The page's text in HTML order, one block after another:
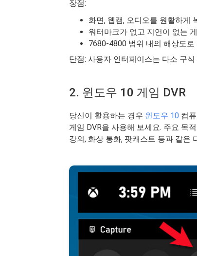
장점:
화면, 웹캠, 오디오를 원활하게
워터마크가 없고 지연이 없는
7680-4800 범위 내의 해상도
단점: 사용자 인터페이스는 다소 구
2. 윈도우 10 게임 DVR
당신이 활용하는 경우 윈도우 10 컴
게임 DVR을 사용해 보세요. 주요 목
강의, 화상 통화, 팟캐스트 등과 같은